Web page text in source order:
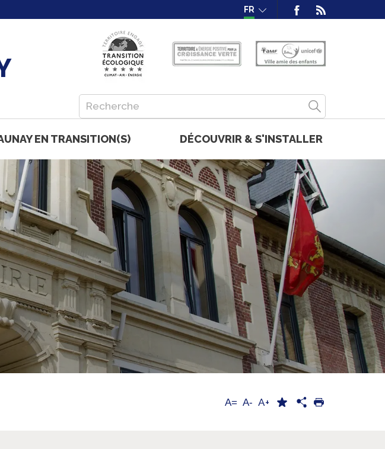
FR
EN TRANSITION(S) DÉCOUVRIR & S'INSTALLER
A= A- A+